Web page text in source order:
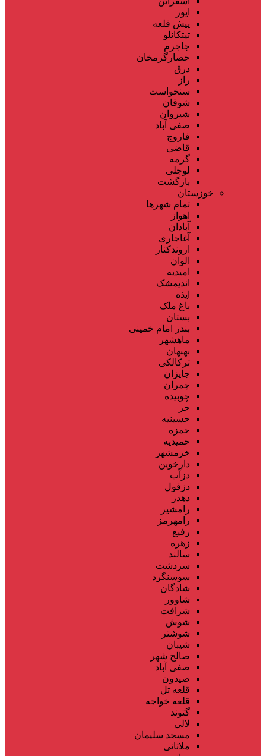
ایور
پیش قلعه
تیتکانلو
جاجرم
حصارگرمخان
درق
راز
سنخواست
شوقان
شیروان
صفی آباد
فاروج
قاضی
گرمه
لوجلی
بازگشت
خوزستان
تمام شهر‌ها
اهواز
آبادان
آغاجاری
اروندکنار
الوان
امیدیه
اندیمشک
ایذه
باغ ملک
بستان
بندر امام خمینی
ماهشهر
بهبهان
ترکالکی
جایزان
چمران
چوبیده
حر
حسینیه
حمزه
حمیدیه
خرمشهر
دارخوین
دزآب
دزفول
دهدز
رامشیر
رامهرمز
رفیع
زهره
سالند
سردشت
سوسنگرد
شادگان
شاوور
شرافت
شوش
شوشتر
شیبان
صالح شهر
صفی آباد
صیدون
قلعه تل
قلعه خواجه
گتوند
لالی
مسجد سلیمان
ملاثانی